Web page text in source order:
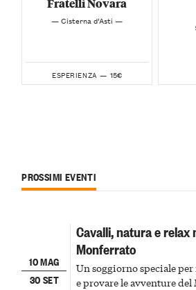
Fratelli Novara
— Cisterna d’Asti —
ESPERIENZA — 15€
PROSSIMI EVENTI
10 MAG
30 SET
Cavalli, natura e relax
Monferrato
Un soggiorno speciale
e provare le avventure